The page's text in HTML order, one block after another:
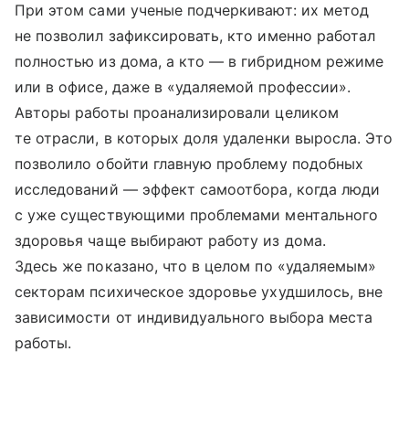
При этом сами ученые подчеркивают: их метод
не позволил зафиксировать, кто именно работал
полностью из дома, а кто — в гибридном режиме
или в офисе, даже в «удаляемой профессии».
Авторы работы проанализировали целиком
те отрасли, в которых доля удаленки выросла. Это
позволило обойти главную проблему подобных
исследований — эффект самоотбора, когда люди
с уже существующими проблемами ментального
здоровья чаще выбирают работу из дома.
Здесь же показано, что в целом по «удаляемым»
секторам психическое здоровье ухудшилось, вне
зависимости от индивидуального выбора места
работы.